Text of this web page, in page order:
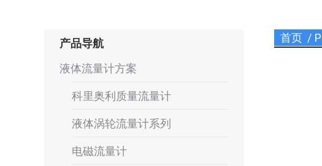
您在这里
首页
产品导航
液体流量计方案
科里奥利质量流量计
液体涡轮流量计系列
电磁流量计